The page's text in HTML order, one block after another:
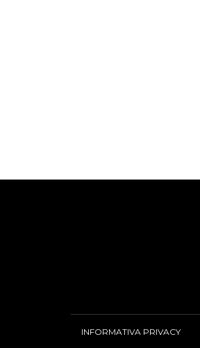
INFORMATIVA PRIVACY